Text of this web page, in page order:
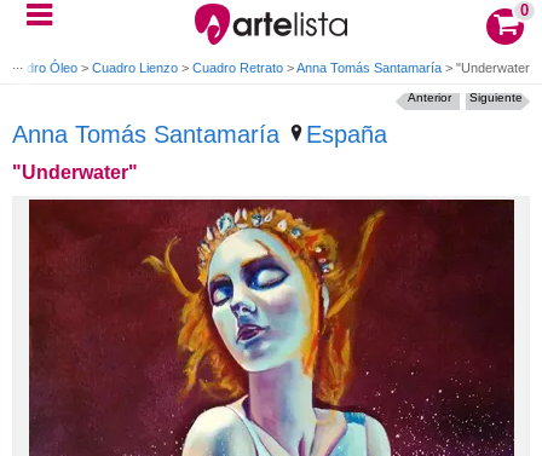
0
Cuadro Óleo > Cuadro Lienzo > Cuadro Retrato >Anna Tomás Santamaría > "Underwater"
Anna Tomás Santamaría España
"Underwater"
Siguiente
Anterior